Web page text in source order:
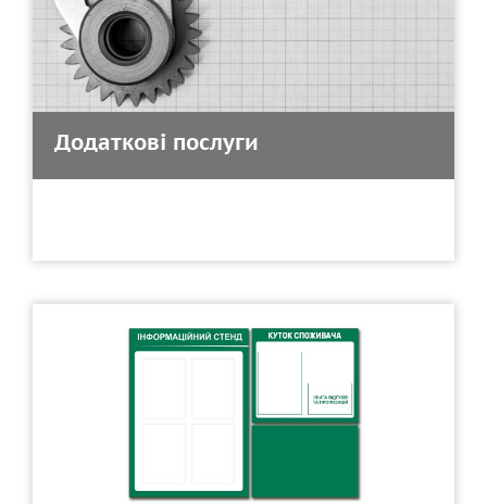
Додаткові послуги